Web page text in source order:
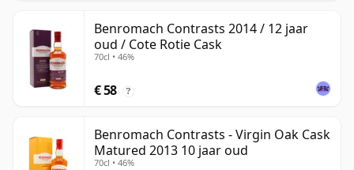
Benromach Contrasts 2014 / 12 jaar
oud / Cote Rotie Cask
70cl • 46%
€ 58 ?
Benromach Contrasts - Virgin Oak Cask
Matured 2013 10 jaar oud
70cl • 46%